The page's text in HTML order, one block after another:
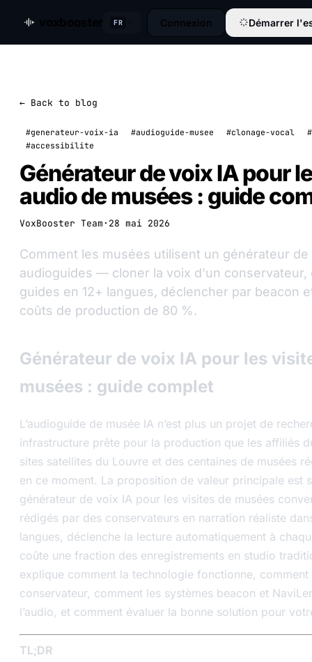
FR Connexion Démarrer
← Back to blog
#generateur-voix-ia #audioguide-musee #clonage-vocal
#accessibilite
Générateur de voix IA pour
audio de musées : guide
VoxBooster Team · 28 mai 2026
Comment les musées utilisent un générateur
audioguides — cloner la voix d'un conservateur,
guides en 12+ langues, déclencher par beacon
coûts de production de 80 %.
Générateur de voix IA pour les
musées : guide complet
L’audioguide de musée IA n’est plus un projet de
infrastructure prête pour la production que les affiliés
sites satellites du Louvre et des centaines de musées
en ce moment. La proposition de valeur principale est
générateur de voix IA pour les visites de musées
rédigés par des conservateurs en narration réaliste
langues, déclenche la lecture automatiquement à
coûte une fraction des enregistrements en studio
explique comment la technologie fonctionne, comment
conservateur, comment les systèmes beacon et
l’audio, et comment évaluer la bonne solution pour
TL;DR